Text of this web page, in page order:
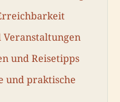
und Reisetipps
und praktische